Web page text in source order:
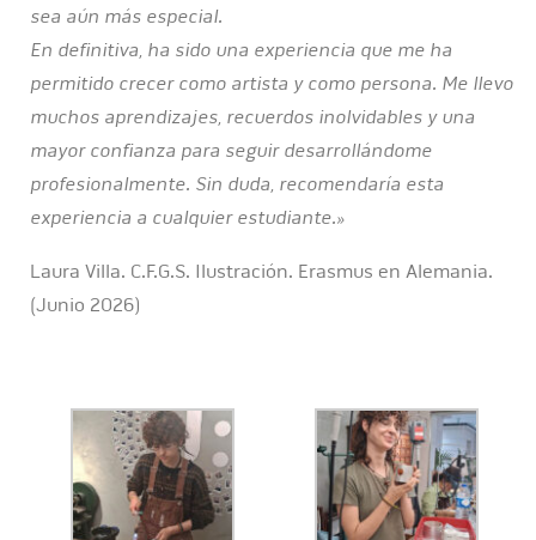
sea aún más especial.
En definitiva, ha sido una experiencia que me ha
permitido crecer como artista y como persona. Me llevo
muchos aprendizajes, recuerdos inolvidables y una
mayor confianza para seguir desarrollándome
profesionalmente. Sin duda, recomendaría esta
experiencia a cualquier estudiante.»
Laura Villa. C.F.G.S. Ilustración. Erasmus en Alemania.
(Junio 2026)